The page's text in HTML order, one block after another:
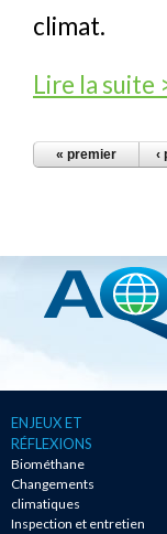
climat.
Lire la suite
PAGES
« premier ‹
ENJEUX ET
RÉFLEXIONS
Biométhane
Changements
climatiques
Inspection et entretien